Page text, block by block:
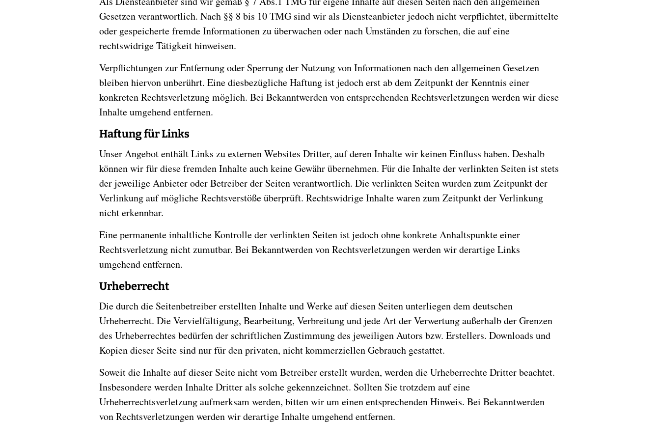
Gesetzen verantwortlich. Nach §§ 8 bis 10 TMG sind wir als Diensteanbieter jedoch nicht verpflichtet, übermittelte
oder gespeicherte fremde Informationen zu überwachen oder nach Umständen zu forschen, die auf eine
rechtswidrige Tätigkeit hinweisen.
Verpflichtungen zur Entfernung oder Sperrung der Nutzung von Informationen nach den allgemeinen Gesetzen
bleiben hiervon unberührt. Eine diesbezügliche Haftung ist jedoch erst ab dem Zeitpunkt der Kenntnis einer
konkreten Rechtsverletzung möglich. Bei Bekanntwerden von entsprechenden Rechtsverletzungen werden wir diese
Inhalte umgehend entfernen.
Haftung für Links
Unser Angebot enthält Links zu externen Websites Dritter, auf deren Inhalte wir keinen Einfluss haben. Deshalb
können wir für diese fremden Inhalte auch keine Gewähr übernehmen. Für die Inhalte der verlinkten Seiten ist stets
der jeweilige Anbieter oder Betreiber der Seiten verantwortlich. Die verlinkten Seiten wurden zum Zeitpunkt der
Verlinkung auf mögliche Rechtsverstöße überprüft. Rechtswidrige Inhalte waren zum Zeitpunkt der Verlinkung
nicht erkennbar.
Eine permanente inhaltliche Kontrolle der verlinkten Seiten ist jedoch ohne konkrete Anhaltspunkte einer
Rechtsverletzung nicht zumutbar. Bei Bekanntwerden von Rechtsverletzungen werden wir derartige Links
umgehend entfernen.
Urheberrecht
Die durch die Seitenbetreiber erstellten Inhalte und Werke auf diesen Seiten unterliegen dem deutschen
Urheberrecht. Die Vervielfältigung, Bearbeitung, Verbreitung und jede Art der Verwertung außerhalb der Grenzen
des Urheberrechtes bedürfen der schriftlichen Zustimmung des jeweiligen Autors bzw. Erstellers. Downloads und
Kopien dieser Seite sind nur für den privaten, nicht kommerziellen Gebrauch gestattet.
Soweit die Inhalte auf dieser Seite nicht vom Betreiber erstellt wurden, werden die Urheberrechte Dritter beachtet.
Insbesondere werden Inhalte Dritter als solche gekennzeichnet. Sollten Sie trotzdem auf eine
Urheberrechtsverletzung aufmerksam werden, bitten wir um einen entsprechenden Hinweis. Bei Bekanntwerden
von Rechtsverletzungen werden wir derartige Inhalte umgehend entfernen.